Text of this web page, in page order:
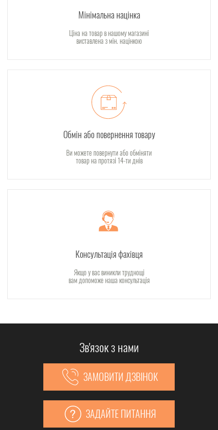
Мінімальна націнка
Ціна на товар в нашому магазині
виставлена з мін. націнкою
Обмін або повернення товару
Ви можете повернути або обміняти
товар на протязі 14-ти днів
Консультація фахівця
Якщо у вас виникли труднощі
вам допоможе наша консультація
Зв'язок з нами
ЗАМОВИТИ ДЗВІНОК
ЗАДАЙТЕ ПИТАННЯ